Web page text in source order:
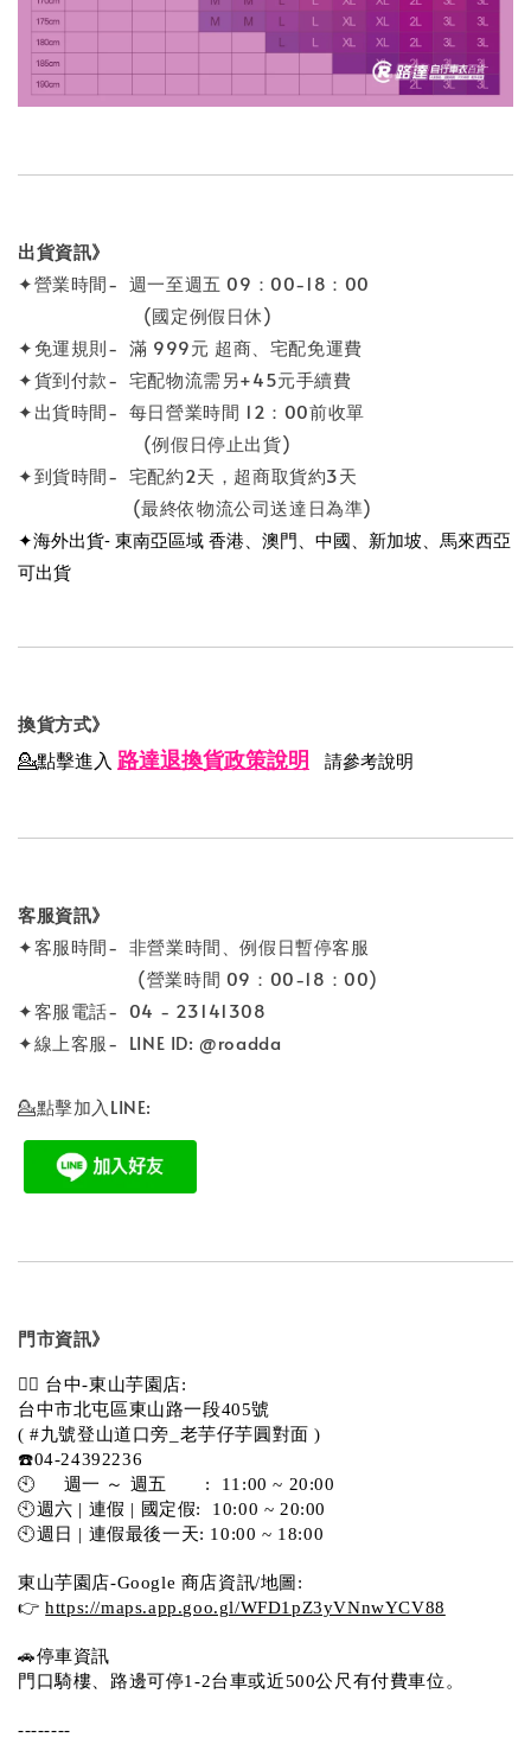
出貨資訊》
✦營業時間- 週一至週五 09：00-18：00
(國定例假日休)
✦免運規則- 滿 999元 超商、宅配免運費
✦貨到付款- 宅配物流需另+45元手續費
✦出貨時間- 每日營業時間 12：00前收單
(例假日停止出貨)
✦到貨時間- 宅配約2天，超商取貨約3天
(最終依物流公司送達日為準)
✦海外出貨- 東南亞區域 香港、澳門、中國、新加坡、馬來西亞
可出貨
換貨方式》
💁點擊進入 路達退換貨政策說明 請參考說明
客服資訊》
✦客服時間- 非營業時間、例假日暫停客服
(營業時間 09：00-18：00)
✦客服電話- 04 - 23141308
✦線上客服- LINE ID: @roadda
💁點擊加入LINE:
門市資訊》
💁‍♀️ 台中-東山芋園店:
台中市北屯區東山路一段405號
( #九號登山道口旁_老芋仔芋圓對面 )
☎️04-24392236
🕙     週一 ～ 週五       :  11:00 ~ 20:00
🕙週六 | 連假 | 國定假:  10:00 ~ 20:00
🕙週日 | 連假最後一天: 10:00 ~ 18:00
東山芋園店-Google 商店資訊/地圖:
👉 https://maps.app.goo.gl/WFD1pZ3yVNnwYCV88
🚗停車資訊
門口騎樓、路邊可停1-2台車或近500公尺有付費車位。
--------